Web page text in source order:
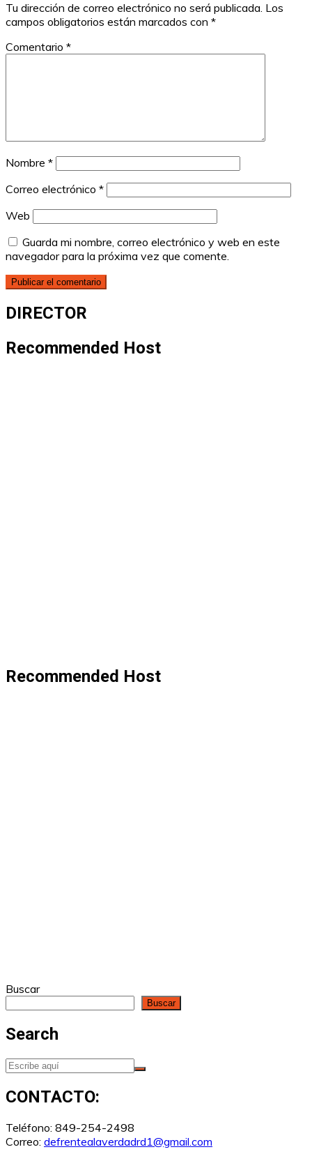
Tu dirección de correo electrónico no será publicada. Los
campos obligatorios están marcados con *
Comentario *
Nombre *
Correo electrónico *
Web
Guarda mi nombre, correo electrónico y web en este
navegador para la próxima vez que comente.
DIRECTOR
Recommended Host
Recommended Host
Buscar
Buscar
Search
CONTACTO:
Teléfono: 849-254-2498
Correo: defrentealaverdadrd1@gmail.com